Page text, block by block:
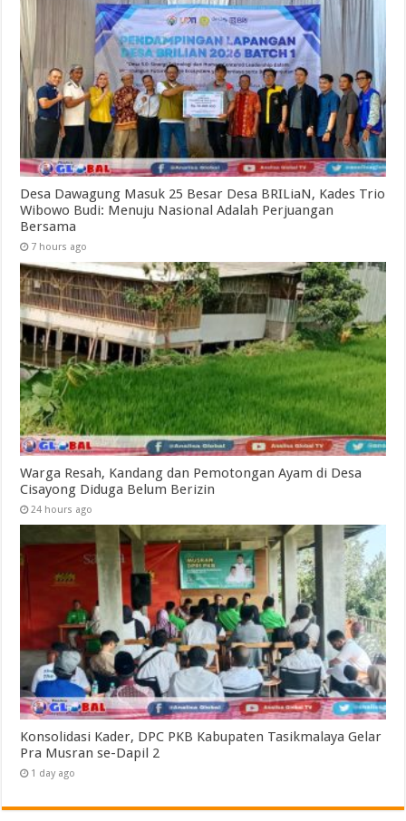
Desa Dawagung Masuk 25 Besar Desa BRILiaN, Kades Trio
Wibowo Budi: Menuju Nasional Adalah Perjuangan
Bersama
7 hours ago
Warga Resah, Kandang dan Pemotongan Ayam di Desa
Cisayong Diduga Belum Berizin
24 hours ago
Konsolidasi Kader, DPC PKB Kabupaten Tasikmalaya Gelar
Pra Musran se-Dapil 2
1 day ago